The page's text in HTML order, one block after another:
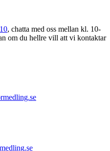
, chatta med oss mellan kl. 10-
om du hellre vill att vi kontaktar